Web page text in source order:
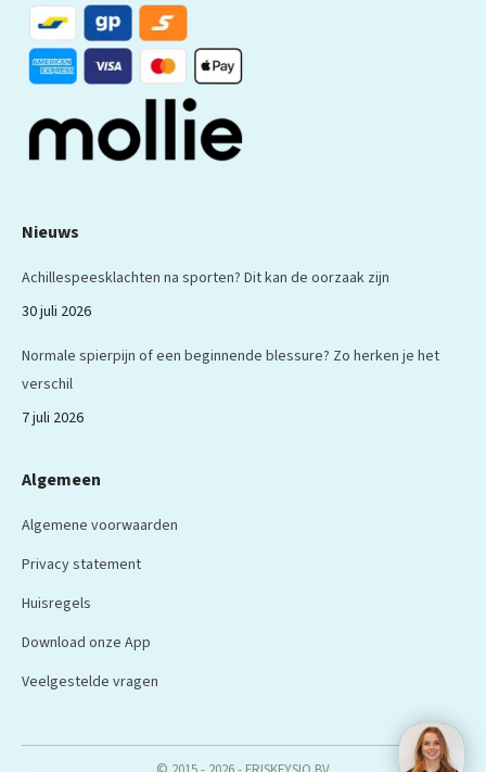
een
nieuw
venster
een
nieuw
venster
een
nieuw
venster
een
nieuw
venster
een
nieuw
venster
Nieuws
Achillespeesklachten na sporten? Dit kan de oorzaak zijn
30 juli 2026
Normale spierpijn of een beginnende blessure? Zo herken je het
verschil
7 juli 2026
Algemeen
Algemene voorwaarden
Privacy statement
Huisregels
Download onze App
Veelgestelde vragen